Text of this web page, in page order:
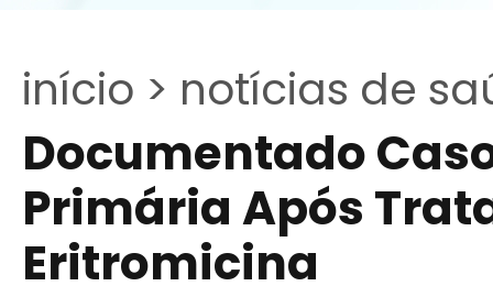
início > notícias de
Documentado
Primária Após
Eritromicina